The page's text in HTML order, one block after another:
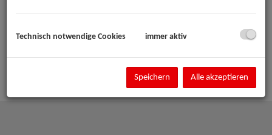
Technisch notwendige Cookies immer aktiv
Speichern Alle akzeptieren